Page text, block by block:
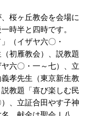
桜ヶ丘教会を会場に
時半と四時です。
（イザヤ六〇・
初雁教会）、説教題
六〇・一～七）、立
孝先生（東京新生教
教題「喜び楽しむ民
、立証合田やす子神